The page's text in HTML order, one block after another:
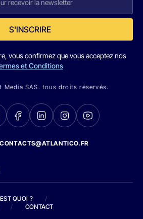
S'INSCRIRE
vous confirmez que vous acceptez nos
et Conditions
Media SAS. tous droits réservés.
QUOI ?
/
/ CONTACT